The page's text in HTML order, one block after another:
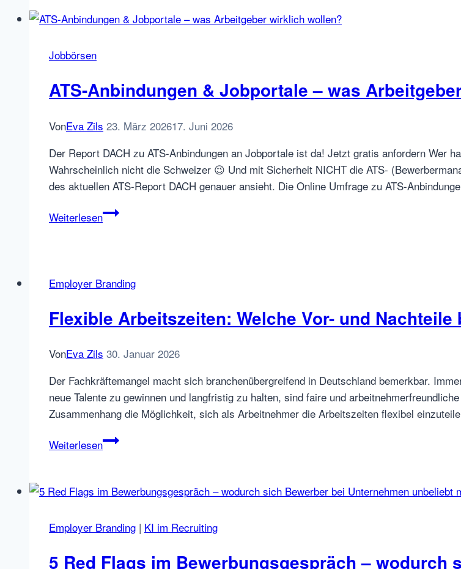
Jobbörsen:
Recruiting-
Markt
will
Jobbörsen
ATS-Anbindungen & Jobportale – was
VonEva Zils 23. März 202617. Juni 2026
Der Report DACH zu ATS-Anbindungen an Jobportale ist da! Jetzt gratis anfordern Wer
Wahrscheinlich nicht die Schweizer 😉 Und mit Sicherheit NICHT die ATS-
des aktuellen ATS-Report DACH genauer ansieht. Die Online Umfrage zu ATS-
WeiterlesenATS-
–
Arbeitgeber
wirklich
Employer Branding
Flexible Arbeitszeiten: Welche Vor- und
VonEva Zils 30. Januar 2026
Der Fachkräftemangel macht sich branchenübergreifend in Deutschland bemerkbar.
neue Talente zu gewinnen und langfristig zu halten, sind faire und
Zusammenhang die Möglichkeit, sich als Arbeitnehmer die Arbeitszeiten flexibel
WeiterlesenFlexible
Vor-
Nachteile
bringen
sie
Employer Branding | KI im Recruiting
5 Red Flags im Bewerbungsgespräch – wodurch